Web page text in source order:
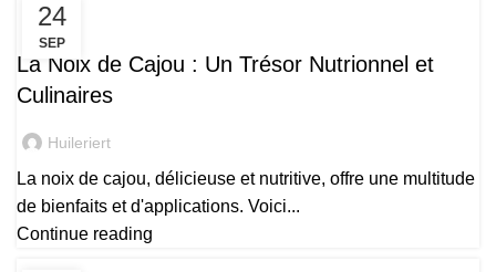
24
SEP
PRODUITS
La Noix de Cajou : Un Trésor Nutrionnel et
Culinaires
Huileriert
La noix de cajou, délicieuse et nutritive, offre une multitude
de bienfaits et d'applications. Voici...
Continue reading